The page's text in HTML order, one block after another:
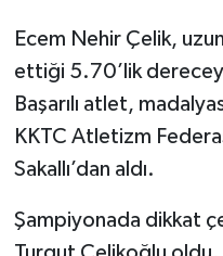
Ecem Nehir Çelik,
ettiği 5.70’lik
Başarılı atlet,
KKTC Atletizm
Sakallı’dan aldı.
Şampiyonada dikkat